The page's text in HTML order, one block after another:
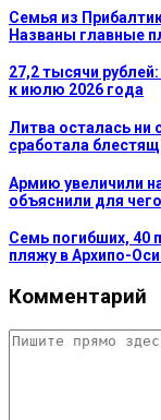
Семья из
Названы главные
27,2 тысячи
к июлю 2026 года
Литва осталась ни
сработала
Армию увеличили
объяснили для
Семь погибших, 40
пляжу в Архипо-
Комментарий